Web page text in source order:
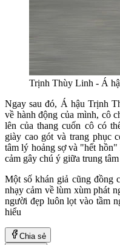
Trịnh Thùy Linh - Á
Ngay sau đó, Á hậu Trịnh
về hành động của mình, cô
lên của thang cuốn cô có
giày cao gót và trang phục
tâm lý hoảng sợ và "hết
cảm gây chú ý giữa trung
Một số khán giả cũng đồng
nhạy cảm về lùm xùm phát
người đẹp luôn lọt vào tầm
hiểu
Chia sẻ